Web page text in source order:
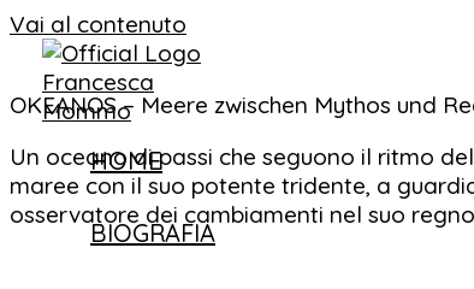
Vai al contenuto
HOME
BIOGRAFIA
OKEANOS – Meere zwischen Mythos und
Un oceano di passi che seguono il ritmo
maree con il suo potente tridente, a
osservatore dei cambiamenti nel suo